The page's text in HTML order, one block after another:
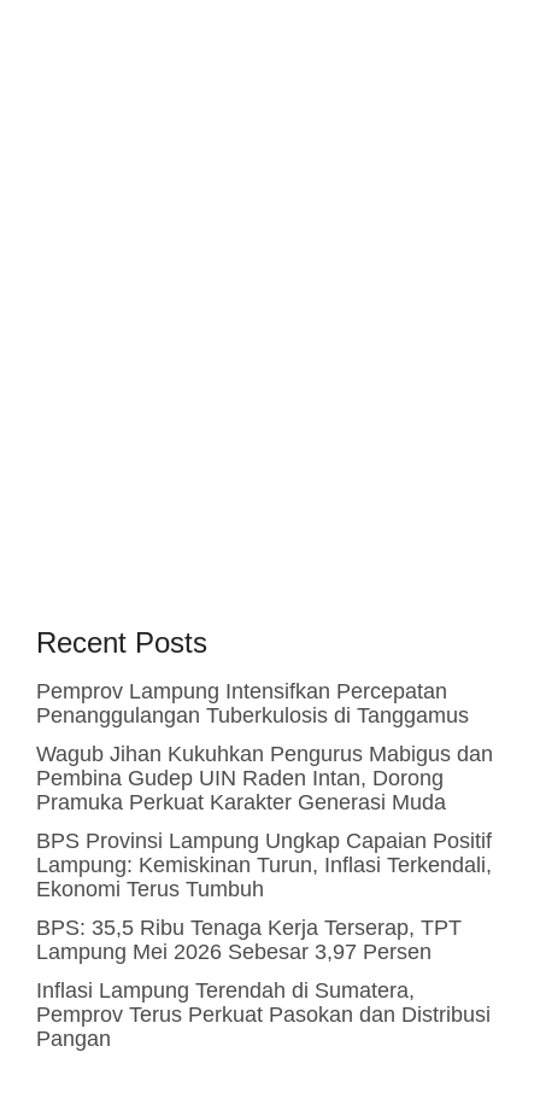
Recent Posts
Pemprov Lampung Intensifkan Percepatan
Penanggulangan Tuberkulosis di Tanggamus
Wagub Jihan Kukuhkan Pengurus Mabigus dan
Pembina Gudep UIN Raden Intan, Dorong
Pramuka Perkuat Karakter Generasi Muda
BPS Provinsi Lampung Ungkap Capaian Positif
Lampung: Kemiskinan Turun, Inflasi Terkendali,
Ekonomi Terus Tumbuh
BPS: 35,5 Ribu Tenaga Kerja Terserap, TPT
Lampung Mei 2026 Sebesar 3,97 Persen
Inflasi Lampung Terendah di Sumatera,
Pemprov Terus Perkuat Pasokan dan Distribusi
Pangan